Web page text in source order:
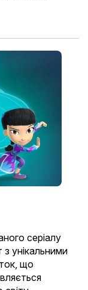
серіалу
з унікальними
що